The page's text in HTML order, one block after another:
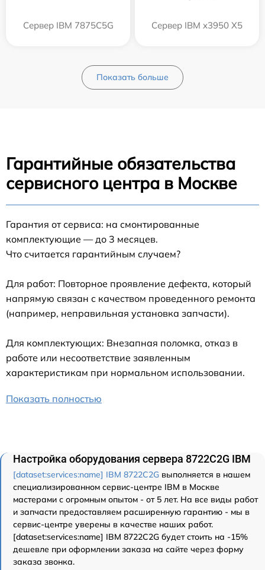
Сервер IBM 7875C5G Сервер IBM x3950 X5
Показать больше
Гарантийные обязательства
сервисного центра в Москве
Гарантия от сервиса: на смонтированные
комплектующие — до 3 месяцев.
Что считается гарантийным случаем?
Для работ: Повторное проявление дефекта, который
напрямую связан с качеством проведенного ремонта
(например, неправильная установка запчасти).
Для комплектующих: Внезапная поломка, отказ в
работе или несоответствие заявленным
характеристикам при нормальном использовании.
Показать полностью
Настройка оборудования сервера 8722C2G IBM
[dataset:services:name] IBM 8722C2G выполняется в нашем
специализированном сервис-центре IBM в Москве
мастерами с огромным опытом - от 5 лет. На все виды работ
и запчасти предоставляем расширенную гарантию - мы в
сервис-центре уверены в качестве наших работ.
[dataset:services:name] IBM 8722C2G будет стоить на -15%
дешевле при оформлении заказа на сайте через форму
заказа звонка.